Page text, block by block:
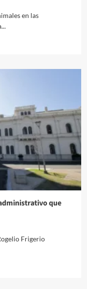
en las
que
Frigerio